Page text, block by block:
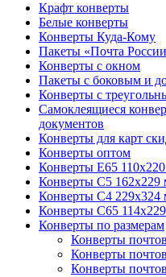
Крафт конверты
Белые конверты
Конверты Куда-Кому
Пакеты «Почта
Конверты с окном
Пакеты с боковым и
Конверты с
Самоклеящиеся
документов
Конверты для карт
Конверты оптом
Конверты Е65
Конверты С5 162х229
Конверты С4 229х324
Конверты С65
Конверты по размерам
Конверты
Конверты
Конверты